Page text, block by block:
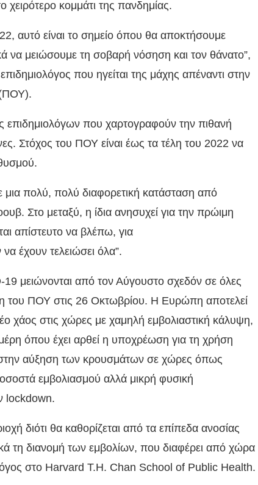
κομμάτι της πανδημίας.
αυτό είναι το σημείο όπου θα αποκτήσουμε
να μειώσουμε τη σοβαρή νόσηση και τον θάνατο”,
που ηγείται της μάχης απέναντι στην
(ΠΟΥ).
επιδημιολόγων που χαρτογραφούν την πιθανή
Στόχος του ΠΟΥ είναι έως τα τέλη του 2022 να
πολύ, πολύ διαφορετική κατάσταση από
Στο μεταξύ, η ίδια ανησυχεί για την πρώιμη
απίστευτο να βλέπω, για
έχουν τελειώσει όλα”.
μειώνονται από τον Αύγουστο σχεδόν σε όλες
του ΠΟΥ στις 26 Οκτωβρίου. Η Ευρώπη αποτελεί
χάος στις χώρες με χαμηλή εμβολιαστική κάλυψη,
όπου έχει αρθεί η υποχρέωση για τη χρήση
αύξηση των κρουσμάτων σε χώρες όπως
εμβολιασμού αλλά μικρή φυσική
lockdown.
διότι θα καθορίζεται από τα επίπεδα ανοσίας
τη διανομή των εμβολίων, που διαφέρει από χώρα
στο Harvard T.H. Chan School of Public Health.